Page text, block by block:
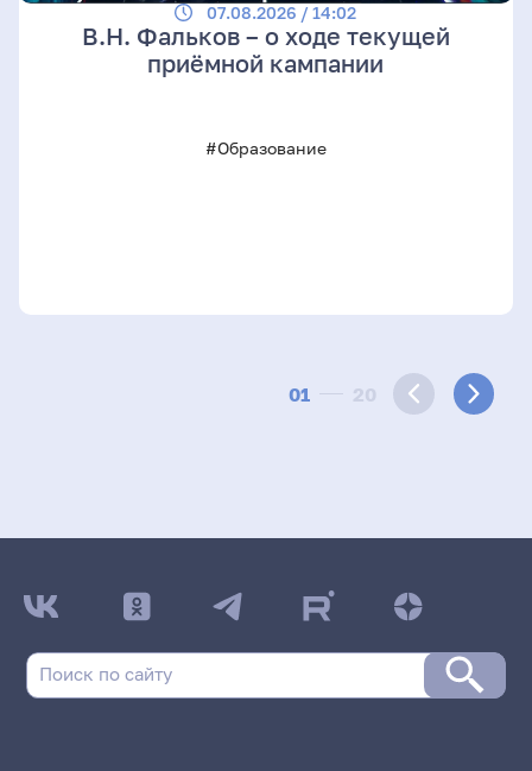
01 20
07.08.2026 / 14:02
В.Н. Фальков – о ходе текущей
приёмной кампании
#Образование